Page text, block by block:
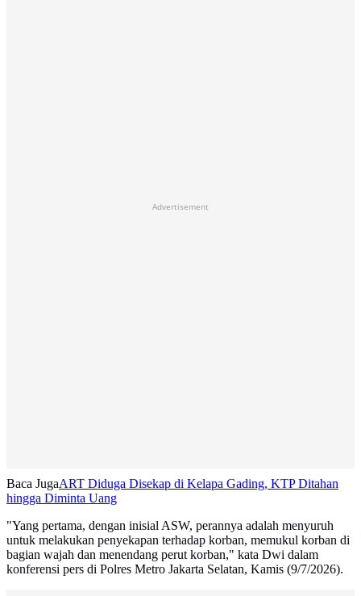
Advertisement
Baca JugaART Diduga Disekap di Kelapa Gading, KTP Ditahan
hingga Diminta Uang
"Yang pertama, dengan inisial ASW, perannya adalah menyuruh
untuk melakukan penyekapan terhadap korban, memukul korban di
bagian wajah dan menendang perut korban," kata Dwi dalam
konferensi pers di Polres Metro Jakarta Selatan, Kamis (9/7/2026).